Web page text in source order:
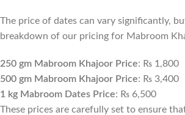
The price of dates can vary significantly,
breakdown of our pricing for Mabroom
250 gm Mabroom Khajoor Price: ₨ 1,800
500 gm Mabroom Khajoor Price: ₨ 3,400
1 kg Mabroom Dates Price: ₨ 6,500
These prices are carefully set to ensure